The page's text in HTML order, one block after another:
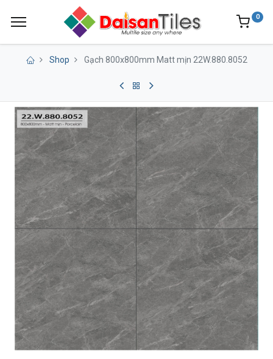
0
Shop Gạch 800x800mm Matt mịn 22W.880.8052